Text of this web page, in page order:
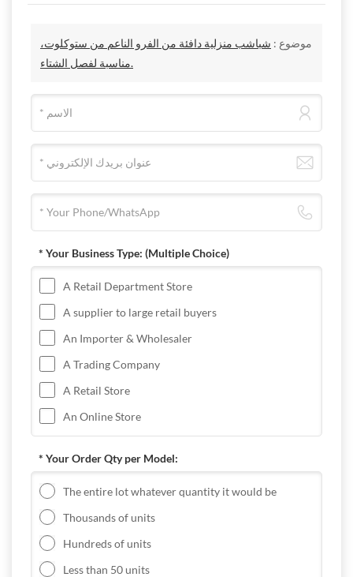
موضوع : شباشب منزلية دافئة من الفرو الناعم من ستوكلوت،
مناسبة لفصل الشتاء.
* Your Business Type: (Multiple Choice)
A Retail Department Store
A supplier to large retail buyers
An Importer & Wholesaler
A Trading Company
A Retail Store
An Online Store
* Your Order Qty per Model:
The entire lot whatever quantity it would be
Thousands of units
Hundreds of units
Less than 50 units